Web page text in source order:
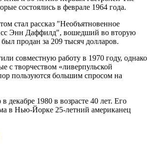
состоялись в феврале 1964 года.
стал рассказ "Необъятновенное
Энн Даффилд", вошедший во вторую
продан за 209 тысяч долларов.
совместную работу в 1970 году, однако
с творчеством «ливерпульской
пользуются большим спросом на
декабре 1980 в возрасте 40 лет. Его
в Нью-Йорке 25-летний американец